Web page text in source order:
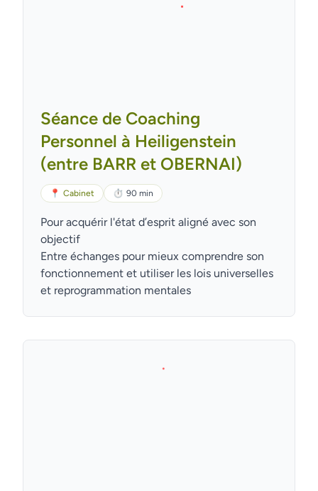
Séance de Coaching
Personnel à Heiligenstein
(entre BARR et OBERNAI)
📍 Cabinet ⏱ 90 min
Pour acquérir l'état d’esprit aligné avec son
objectif
Entre échanges pour mieux comprendre son
fonctionnement et utiliser les lois universelles
et reprogrammation mentales